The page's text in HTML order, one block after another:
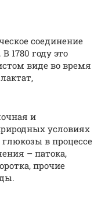
соединение
1780 году это
виде во время
и
условиях
в процессе
– патока,
прочие